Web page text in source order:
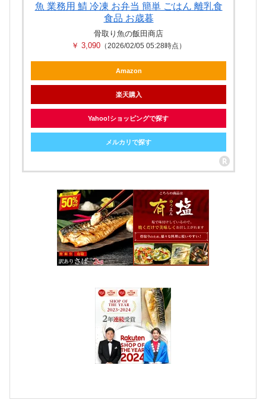
魚 業務用 鯖 冷凍 お弁当 簡単 ごはん 離乳食
食品 お歳暮
骨取り魚の飯田商店
￥ 3,090 （2026/02/05 05:28時点）
Amazon
楽天購入
Yahoo!ショッピングで探す
メルカリで探す